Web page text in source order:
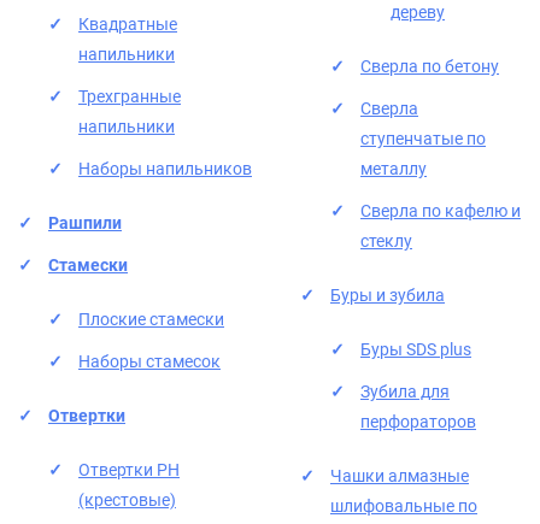
Квадратные
напильники
Трехгранные
напильники
Наборы напильников
Рашпили
Стамески
Плоские стамески
Наборы стамесок
Отвертки
Отвертки PH
(крестовые)
дереву
Сверла по бетону
Сверла
ступенчатые по
металлу
Сверла по кафелю и
стеклу
Буры и зубила
Буры SDS plus
Зубила для
перфораторов
Чашки алмазные
шлифовальные по